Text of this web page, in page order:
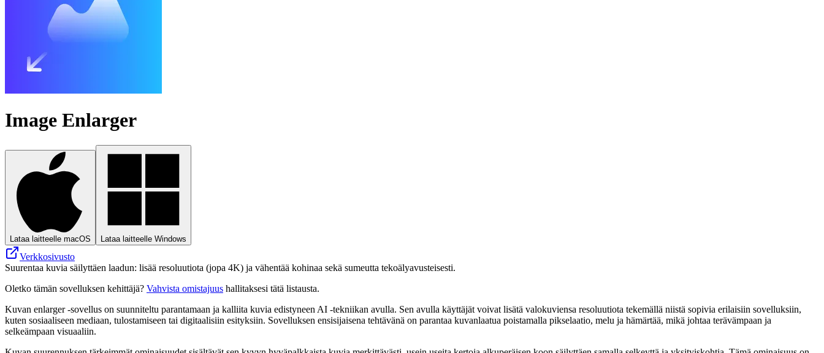
Image Enlarger
Lataa laitteelle macOS Lataa laitteelle Windows
Verkkosivusto
Suurentaa kuvia säilyttäen laadun: lisää resoluutiota (jopa 4K) ja vähentää kohinaa sekä sumeutta tekoälyavusteisesti.
Oletko tämän sovelluksen kehittäjä? Vahvista omistajuus hallitaksesi tätä listausta.
Kuvan enlarger -sovellus on suunniteltu parantamaan ja kalliita kuvia edistyneen AI -tekniikan avulla. Sen avulla käyttäjät voivat lisätä valokuviensa resoluutiota tekemällä niistä sopivia erilaisiin sovelluksiin,
kuten sosiaaliseen mediaan, tulostamiseen tai digitaalisiin esityksiin. Sovelluksen ensisijaisena tehtävänä on parantaa kuvanlaatua poistamalla pikselaatio, melu ja hämärtää, mikä johtaa terävämpaan ja
selkeämpaan visuaaliin.